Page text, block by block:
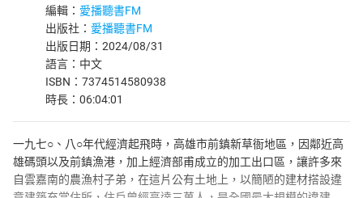
編輯： 愛播聽書FM
出版社： 愛播聽書FM
出版日期：2024/08/31
語言：中文
ISBN：7374514580938
時長：06:04:01
一九七○、八○年代經濟起飛時，高雄市前鎮新草衙地區，因鄰近高
雄碼頭以及前鎮漁港，加上經濟部甫成立的加工出口區，讓許多來
自雲嘉南的農漁村子弟，在這片公有土地上，以簡陋的建材搭設違